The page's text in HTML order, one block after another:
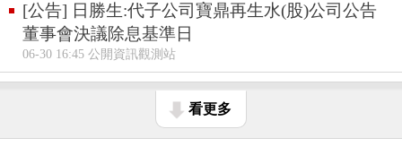
[公告] 日勝生:代子公司寶鼎再生水(股)公司公告
董事會決議除息基準日
06-30 16:45 公開資訊觀測站
看更多